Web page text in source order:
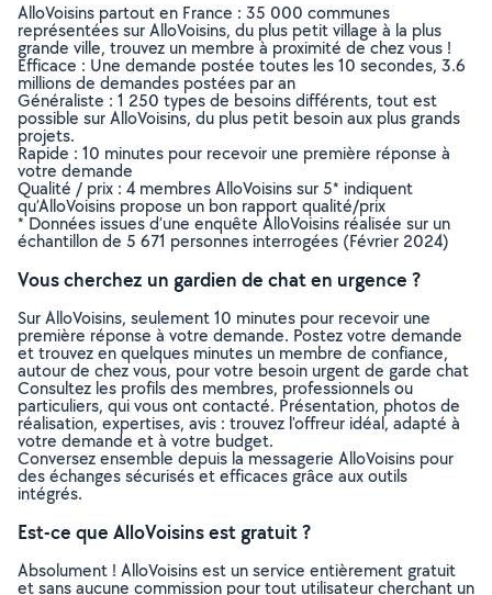
AlloVoisins partout en France : 35 000 communes
représentées sur AlloVoisins, du plus petit village à la plus
grande ville, trouvez un membre à proximité de chez vous !
Efficace : Une demande postée toutes les 10 secondes, 3.6
millions de demandes postées par an
Généraliste : 1 250 types de besoins différents, tout est
possible sur AlloVoisins, du plus petit besoin aux plus grands
projets.
Rapide : 10 minutes pour recevoir une première réponse à
votre demande
Qualité / prix : 4 membres AlloVoisins sur 5* indiquent
qu’AlloVoisins propose un bon rapport qualité/prix
* Données issues d’une enquête AlloVoisins réalisée sur un
échantillon de 5 671 personnes interrogées (Février 2024)
Vous cherchez un gardien de chat en urgence ?
Sur AlloVoisins, seulement 10 minutes pour recevoir une
première réponse à votre demande. Postez votre demande
et trouvez en quelques minutes un membre de confiance,
autour de chez vous, pour votre besoin urgent de garde chat
Consultez les profils des membres, professionnels ou
particuliers, qui vous ont contacté. Présentation, photos de
réalisation, expertises, avis : trouvez l'offreur idéal, adapté à
votre demande et à votre budget.
Conversez ensemble depuis la messagerie AlloVoisins pour
des échanges sécurisés et efficaces grâce aux outils
intégrés.
Est-ce que AlloVoisins est gratuit ?
Absolument ! AlloVoisins est un service entièrement gratuit
et sans aucune commission pour tout utilisateur cherchant un